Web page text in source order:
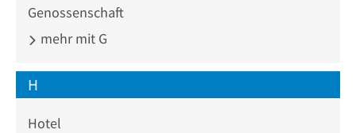
Genossenschaft
mehr mit G
H
Hotel